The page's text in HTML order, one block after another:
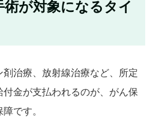
術が対象になるタイ
治療、放射線治療など、所定
金が支払われるのが、がん保
障です。